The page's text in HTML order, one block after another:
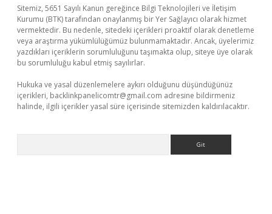
Sitemiz, 5651 Sayılı Kanun gereğince Bilgi Teknolojileri ve İletişim
Kurumu (BTK) tarafından onaylanmış bir Yer Sağlayıcı olarak hizmet
vermektedir. Bu nedenle, sitedeki içerikleri proaktif olarak denetleme
veya araştırma yükümlülüğümüz bulunmamaktadır. Ancak, üyelerimiz
yazdıkları içeriklerin sorumluluğunu taşımakta olup, siteye üye olarak
bu sorumluluğu kabul etmiş sayılırlar.
Hukuka ve yasal düzenlemelere aykırı olduğunu düşündüğünüz
içerikleri, backlinkpanelicomtr@gmail.com adresine bildirmeniz
halinde, ilgili içerikler yasal süre içerisinde sitemizden kaldırılacaktır.